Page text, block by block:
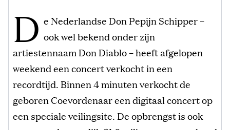
D e Nederlandse Don Pepijn Schipper –
ook wel bekend onder zijn
artiestennaam Don Diablo – heeft afgelopen
weekend een concert verkocht in een
recordtijd. Binnen 4 minuten verkocht de
geboren Coevordenaar een digitaal concert op
een speciale veilingsite. De opbrengst is ook